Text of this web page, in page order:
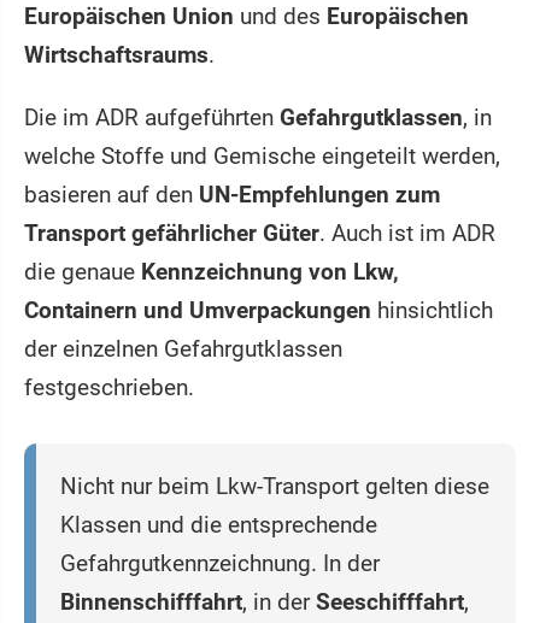
Europäischen Union und des Europäischen
Wirtschaftsraums.
Die im ADR aufgeführten Gefahrgutklassen, in
welche Stoffe und Gemische eingeteilt werden,
basieren auf den UN-Empfehlungen zum
Transport gefährlicher Güter. Auch ist im ADR
die genaue Kennzeichnung von Lkw,
Containern und Umverpackungen hinsichtlich
der einzelnen Gefahrgutklassen
festgeschrieben.
Nicht nur beim Lkw-Transport gelten diese
Klassen und die entsprechende
Gefahrgutkennzeichnung. In der
Binnenschifffahrt, in derSeeschifffahrt,